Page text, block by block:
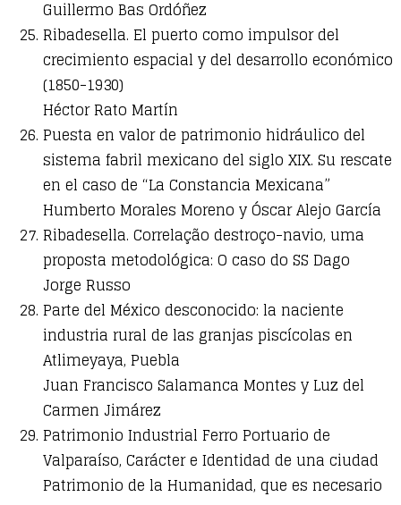
Guillermo Bas Ordóñez
Ribadesella. El puerto como impulsor del
crecimiento espacial y del desarrollo económico
(1850-1930)
Héctor Rato Martín
Puesta en valor de patrimonio hidráulico del
sistema fabril mexicano del siglo XIX. Su rescate
en el caso de “La Constancia Mexicana”
Humberto Morales Moreno y Óscar Alejo García
Ribadesella. Correlação destroço-navio, uma
proposta metodológica: O caso do SS Dago
Jorge Russo
Parte del México desconocido: la naciente
industria rural de las granjas piscícolas en
Atlimeyaya, Puebla
Juan Francisco Salamanca Montes y Luz del
Carmen Jimárez
Patrimonio Industrial Ferro Portuario de
Valparaíso, Carácter e Identidad de una ciudad
Patrimonio de la Humanidad, que es necesario